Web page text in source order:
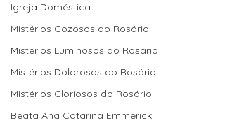
Igreja Doméstica
Mistérios Gozosos do Rosário
Mistérios Luminosos do Rosário
Mistérios Dolorosos do Rosário
Mistérios Gloriosos do Rosário
Beata Ana Catarina Emmerick